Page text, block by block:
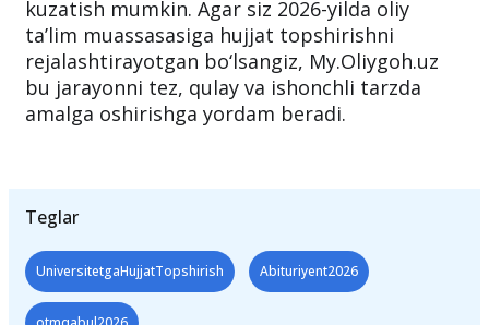
kuzatish mumkin. Agar siz 2026-yilda oliy
ta’lim muassasasiga hujjat topshirishni
rejalashtirayotgan bo‘lsangiz, My.Oliygoh.uz
bu jarayonni tez, qulay va ishonchli tarzda
amalga oshirishga yordam beradi.
Teglar
UniversitetgaHujjatTopshirish Abituriyent2026